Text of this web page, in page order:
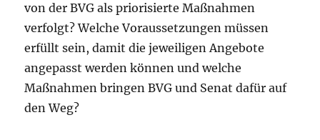
von der BVG als priorisierte Maßnahmen
verfolgt? Welche Voraussetzungen müssen
erfüllt sein, damit die jeweiligen Angebote
angepasst werden können und welche
Maßnahmen bringen BVG und Senat dafür auf
den Weg?